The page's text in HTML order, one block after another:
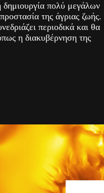
δημιουργία πολύ μεγάλων
της άγριας ζωής.
περιοδικά και θα
η διακυβέρνηση της